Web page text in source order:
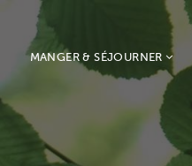
MANGER & SÉJOURNER